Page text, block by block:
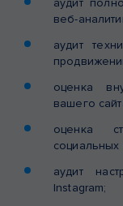
аудит
веб-
аудит
оценка
вашего
оценка
социальных
аудит
Instagram;